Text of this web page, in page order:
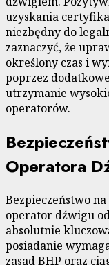
uzyskania
niezbędny do
zaznaczyć, że
określony czas i
poprzez
utrzymanie
operatorów.
Operatora
Bezpieczeństwo
operator dźwigu
absolutnie
posiadanie
zasad BHP oraz